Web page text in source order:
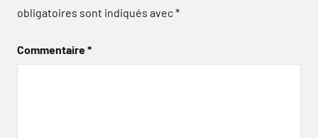
obligatoires sont indiqués avec*
Commentaire*